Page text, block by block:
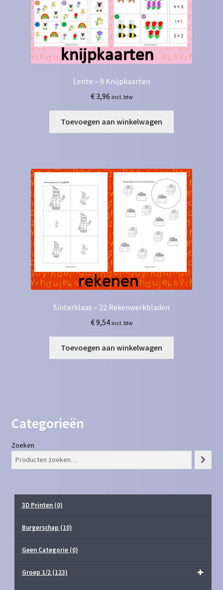
Lente – 9 Knijpkaarten
€3,96 incl. btw
Toevoegen aan winkelwagen
Sinterklaas – 22 Rekenwerkbladen
€9,54 incl. btw
Toevoegen aan winkelwagen
Categorieën
Zoeken
3D Printen (0)
Burgerschap (10)
Geen Categorie (0)
Groep 1/2 (123)